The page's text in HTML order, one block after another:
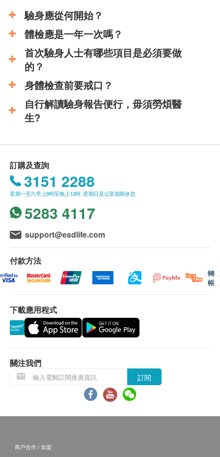
驗身應從何開始？
體檢應是一年一次嗎？
首次驗身人士有哪些項目是必須要做
的？
身體檢查前要戒口？
自行解讀驗身報告便行，毋須勞煩醫
生?
訂購及查詢
3151 2288
星期一至六早上9時至晚上12時; 星期日及公眾假期休息
5283 4117
support@esdlife.com
付款方法
轉
帳
下載應用程式
關注我們
訂閱
商戶合作 / 加盟